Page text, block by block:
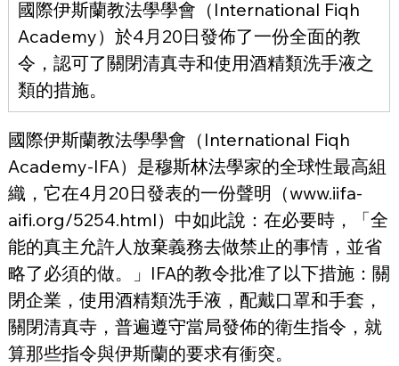
國際伊斯蘭教法學學會（International Fiqh
Academy）於4月20日發佈了一份全面的教
令，認可了關閉清真寺和使用酒精類洗手液之
類的措施。
國際伊斯蘭教法學學會（International Fiqh
Academy-IFA）是穆斯林法學家的全球性最高組
織，它在4月20日發表的一份聲明（www.iifa-
aifi.org/5254.html）中如此說：在必要時，「全
能的真主允許人放棄義務去做禁止的事情，並省
略了必須的做。」IFA的教令批准了以下措施：關
閉企業，使用酒精類洗手液，配戴口罩和手套，
關閉清真寺，普遍遵守當局發佈的衛生指令，就
算那些指令與伊斯蘭的要求有衝突。